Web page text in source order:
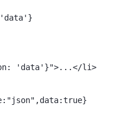
'data'}
'data'}">...</li>